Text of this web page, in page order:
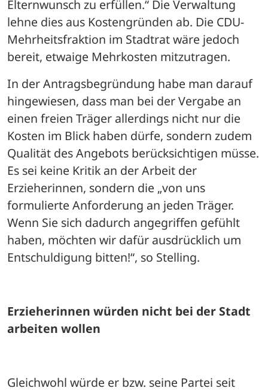
Elternwunsch zu erfüllen.“ Die Verwaltung
lehne dies aus Kostengründen ab. Die CDU-
Mehrheitsfraktion im Stadtrat wäre jedoch
bereit, etwaige Mehrkosten mitzutragen.
In der Antragsbegründung habe man darauf
hingewiesen, dass man bei der Vergabe an
einen freien Träger allerdings nicht nur die
Kosten im Blick haben dürfe, sondern zudem
Qualität des Angebots berücksichtigen müsse.
Es sei keine Kritik an der Arbeit der
Erzieherinnen, sondern die „von uns
formulierte Anforderung an jeden Träger.
Wenn Sie sich dadurch angegriffen gefühlt
haben, möchten wir dafür ausdrücklich um
Entschuldigung bitten!“, so Stelling.
Erzieherinnen würden nicht bei der Stadt
arbeiten wollen
Gleichwohl würde er bzw. seine Partei seit